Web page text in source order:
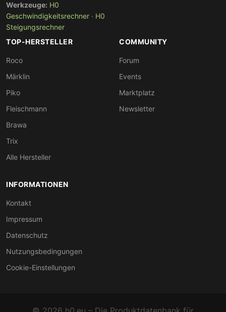
Werkzeuge: H0
Geschwindigkeitsrechner · H0
Steigungsrechner
TOP-HERSTELLER
Roco
Märklin
Piko
Fleischmann
Brawa
Trix
Alle Hersteller
COMMUNITY
Forum
Events
Marktplatz
Newsletter
INFORMATIONEN
Kontakt
Impressum
Datenschutz
Nutzungsbedingungen
Cookie-Einstellungen